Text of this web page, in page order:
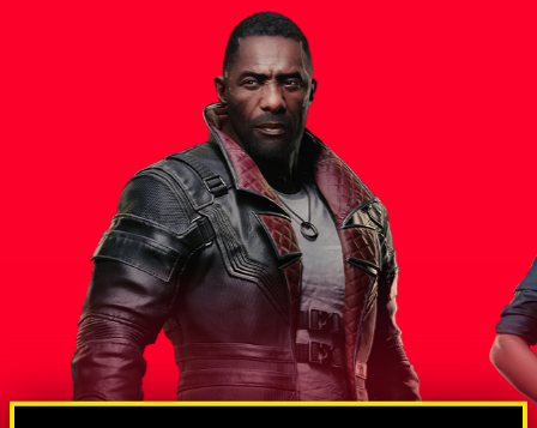
que
Por
Solomon Reed é um experiente agente da
FIA que provou seu valor inúmeras vezes
em missões secretas de inteligência. Ele
Outrora
Agência